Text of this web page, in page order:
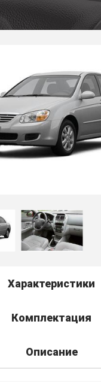
Характеристики
Комплектация
Описание